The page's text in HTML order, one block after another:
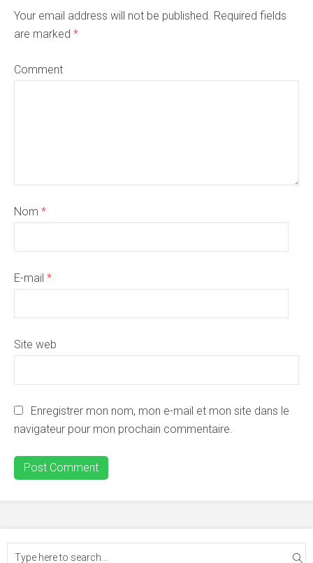
Your email address will not be published. Required fields
are marked *
Comment
Nom *
E-mail *
Site web
Enregistrer mon nom, mon e-mail et mon site dans le
navigateur pour mon prochain commentaire.